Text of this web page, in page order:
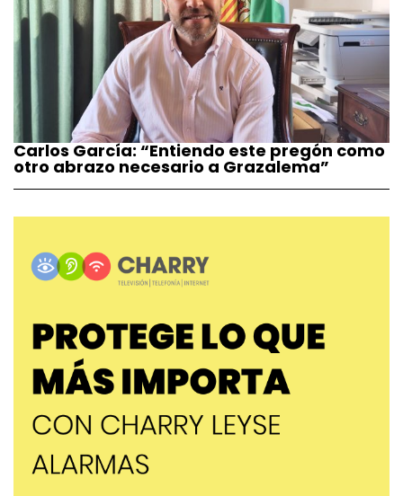
Carlos García: “Entiendo este pregón como
otro abrazo necesario a Grazalema”